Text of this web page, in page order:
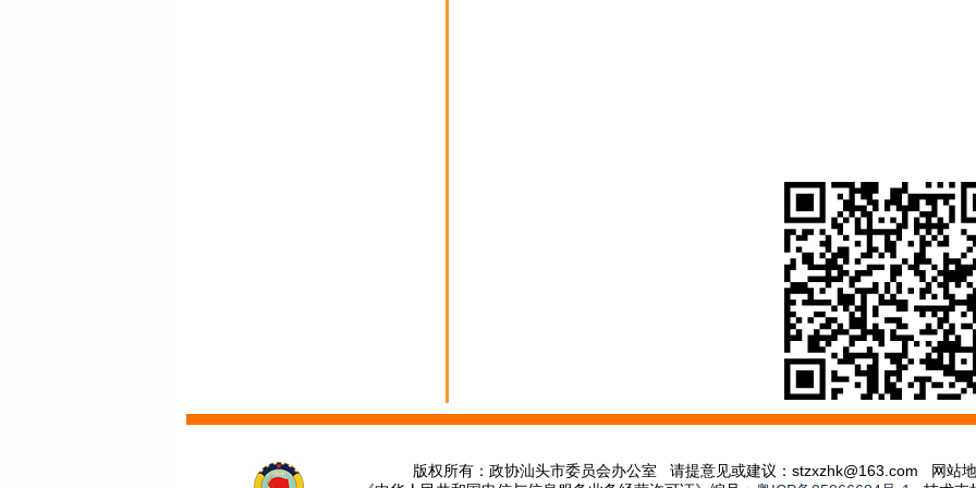
版权所有：政协汕头市委员会办公室 请提意见或建议：stzxzhk@163.com 网站